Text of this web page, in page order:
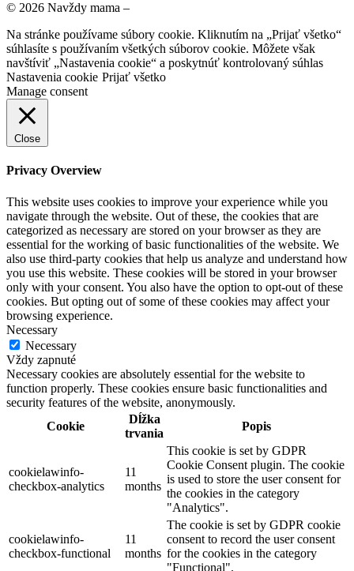
© 2026 Navždy mama –
Na stránke používame súbory cookie. Kliknutím na „Prijať všetko“
súhlasíte s používaním všetkých súborov cookie. Môžete však
navštíviť „Nastavenia cookie“ a poskytnúť kontrolovaný súhlas
Nastavenia cookie Prijať všetko
Manage consent
Close
Privacy Overview
This website uses cookies to improve your experience while you
navigate through the website. Out of these, the cookies that are
categorized as necessary are stored on your browser as they are
essential for the working of basic functionalities of the website. We
also use third-party cookies that help us analyze and understand how
you use this website. These cookies will be stored in your browser
only with your consent. You also have the option to opt-out of these
cookies. But opting out of some of these cookies may affect your
browsing experience.
Necessary
Necessary
Vždy zapnuté
Necessary cookies are absolutely essential for the website to
function properly. These cookies ensure basic functionalities and
security features of the website, anonymously.
Cookie
Dĺžka
trvania
Popis
cookielawinfo-
checkbox-analytics
11
months
This cookie is set by GDPR
Cookie Consent plugin. The cookie
is used to store the user consent for
the cookies in the category
"Analytics".
cookielawinfo-
checkbox-functional
11
months
The cookie is set by GDPR cookie
consent to record the user consent
for the cookies in the category
"Functional".